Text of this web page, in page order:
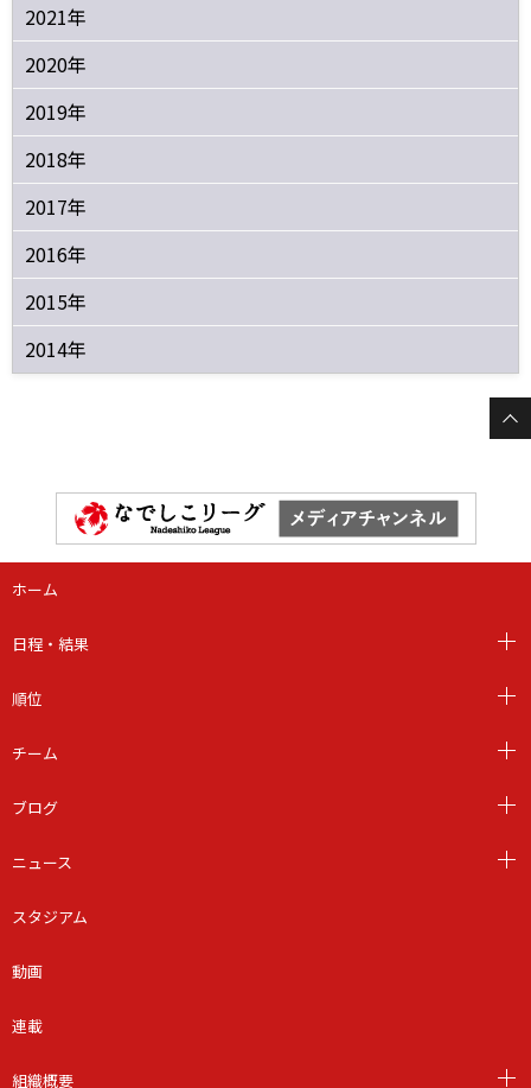
2021年
2020年
2019年
2018年
2017年
2016年
2015年
2014年
ホーム
日程・結果
順位
チーム
ブログ
ニュース
スタジアム
動画
連載
組織概要